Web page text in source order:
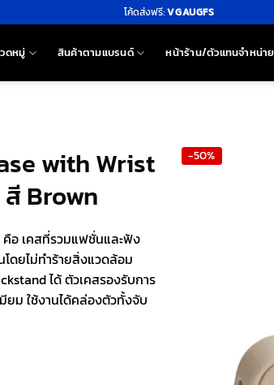
โค้ดส่งฟรี:VGAUGFS
ดหมู่ สินค้าตามแบรนด์ หน้าร้าน/ตัวแทนจำหน่าย
with Wrist
สี Brown
คือ เคสที่รวมแฟชั่นและฟัง
ดยไม่ทำร้ายสิ่งแวดล้อม
ได้ ตัวเคสรองรับการ
ยม ใช้งานได้คล่องตัวทั้งจับ
-50%